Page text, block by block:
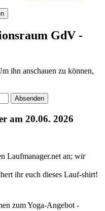
GdV -
ihn anschauen zu können,
am 20.06. 2026
Laufmanager.net an; wir
ihr euch dieses Lauf-shirt!
zum Yoga-Angebot -